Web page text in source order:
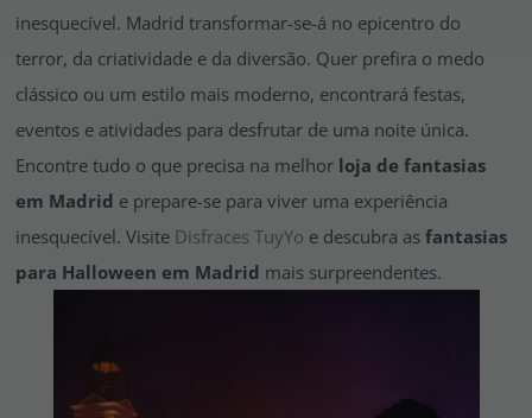
inesquecível. Madrid transformar-se-á no epicentro do
terror, da criatividade e da diversão. Quer prefira o medo
clássico ou um estilo mais moderno, encontrará festas,
eventos e atividades para desfrutar de uma noite única.
Encontre tudo o que precisa na melhor loja de fantasias
em Madrid e prepare-se para viver uma experiência
inesquecível. Visite Disfraces TuyYo e descubra as fantasias
para Halloween em Madrid mais surpreendentes.